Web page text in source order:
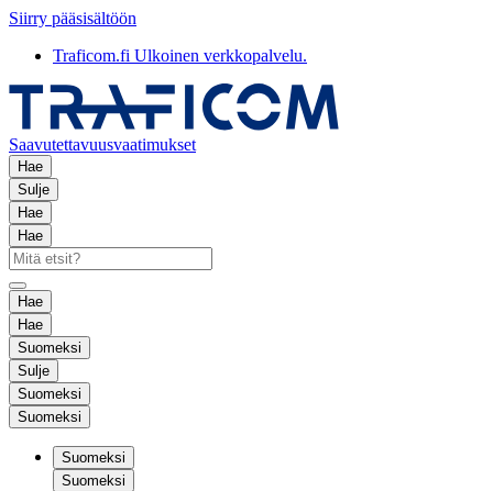
Siirry pääsisältöön
Traficom.fi Ulkoinen verkkopalvelu.
Saavutettavuusvaatimukset
Hae
Sulje
Hae
Hae
Hae
Hae
Suomeksi
Sulje
Suomeksi
Suomeksi
Suomeksi
Suomeksi